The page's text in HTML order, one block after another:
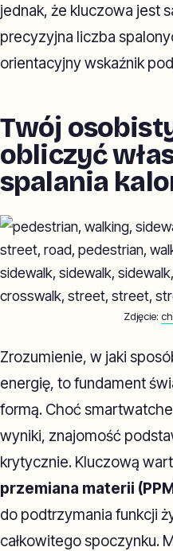
jednak, że kluczowa jest
precyzyjna liczba
orientacyjny wskaźnik
Twój
obliczyć
spalania
Zdjęcie:
Zrozumienie, w jaki
energię, to fundament
formą. Choć
wyniki, znajomość
krytycznie. Kluczową
przemiana materii
do podtrzymania funkcji
całkowitego spoczynku.